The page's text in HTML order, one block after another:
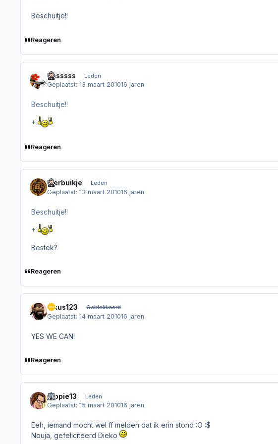
Beschuitje!!
Reageren
Basssss Leden
Geplaatst:13 maart 201016 jaren
Beschuitje!!
+
Reageren
Bierbuikje Leden
Geplaatst:13 maart 201016 jaren
Beschuitje!!
+
Bestek?
Reageren
lexus123 Geblokkeerd
Geplaatst:14 maart 201016 jaren
YES WE CAN!
Reageren
flippie13 Leden
Geplaatst:15 maart 201016 jaren
Eeh, iemand mocht wel ff melden dat ik erin stond :O :$
Nouja, gefeliciteerd Dieko